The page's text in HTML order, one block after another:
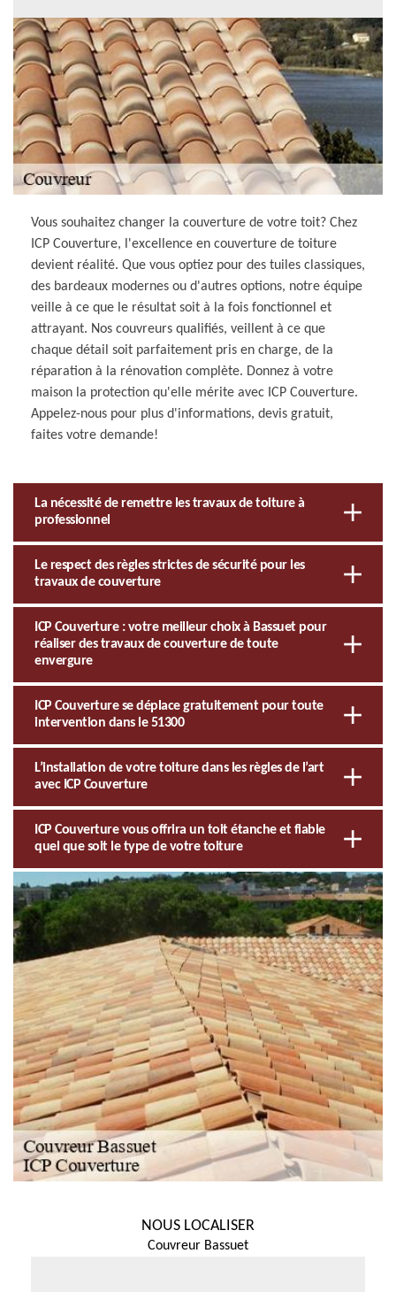
Vous souhaitez changer la couverture de votre toit? Chez
ICP Couverture, l'excellence en couverture de toiture
devient réalité. Que vous optiez pour des tuiles classiques,
des bardeaux modernes ou d'autres options, notre équipe
veille à ce que le résultat soit à la fois fonctionnel et
attrayant. Nos couvreurs qualifiés, veillent à ce que
chaque détail soit parfaitement pris en charge, de la
réparation à la rénovation complète. Donnez à votre
maison la protection qu'elle mérite avec ICP Couverture.
Appelez-nous pour plus d'informations, devis gratuit,
faites votre demande!
La nécessité de remettre les travaux de toiture à
professionnel
Le respect des règles strictes de sécurité pour les
travaux de couverture
ICP Couverture : votre meilleur choix à Bassuet pour
réaliser des travaux de couverture de toute
envergure
ICP Couverture se déplace gratuitement pour toute
intervention dans le 51300
L’installation de votre toiture dans les règles de l’art
avec ICP Couverture
ICP Couverture vous offrira un toit étanche et fiable
quel que soit le type de votre toiture
NOUS LOCALISER
Couvreur Bassuet